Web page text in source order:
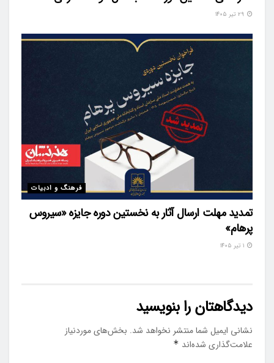
فرهنگ و ادبیات
تمدید مهلت ارسال آثار به نخستین دوره جایزه «سیروس
پرهام»
دیدگاهتان را بنویسید
نشانی ایمیل شما منتشر نخواهد شد. بخش‌های موردنیاز
علامت‌گذاری شده‌اند *